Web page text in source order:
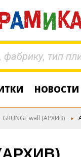
НОВОСТИ
GRUNGE wall (АРХИВ)